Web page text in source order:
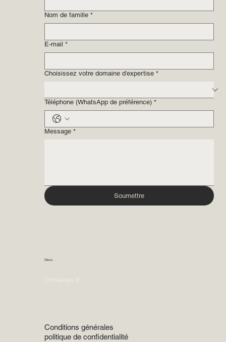
Nom de famille *
E-mail *
Choisissez votre domaine d'expertise *
Téléphone (WhatsApp de préférence) *
Message *
Soumettre
Menu
Conditions générales
politique de confidentialité